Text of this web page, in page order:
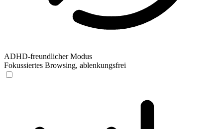
ADHD-freundlicher Modus
Fokussiertes Browsing, ablenkungsfrei